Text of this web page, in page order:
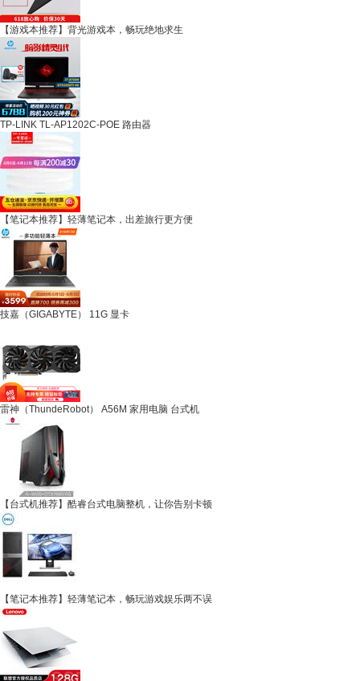
【游戏本推荐】背光游戏本，畅玩绝地求生
TP-LINK TL-AP1202C-POE 路由器
【笔记本推荐】轻薄笔记本，出差旅行更方便
技嘉（GIGABYTE） 11G 显卡
雷神（ThundeRobot） A56M 家用电脑 台式机
【台式机推荐】酷睿台式电脑整机，让你告别卡顿
【笔记本推荐】轻薄笔记本，畅玩游戏娱乐两不误